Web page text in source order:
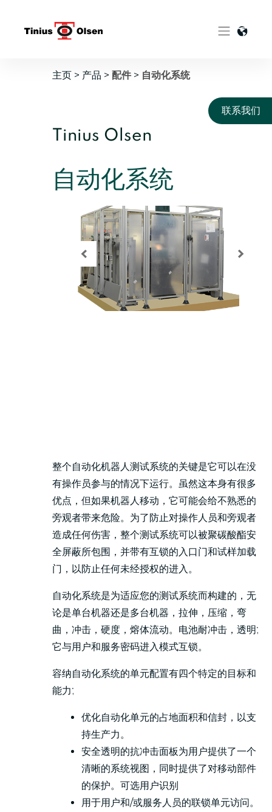
主页 > 产品 > 配件 > 自动化系统
Tinius Olsen
自动化系统
整个自动化机器人测试系统的关键是它可以在没
有操作员参与的情况下运行。虽然这本身有很多
优点，但如果机器人移动，它可能会给不熟悉的
旁观者带来危险。为了防止对操作人员和旁观者
造成任何伤害，整个测试系统可以被聚碳酸酯安
全屏蔽所包围，并带有互锁的入口门和试样加载
门，以防止任何未经授权的进入。
自动化系统是为适应您的测试系统而构建的，无
论是单台机器还是多台机器，拉伸，压缩，弯
曲，冲击，硬度，熔体流动。电池耐冲击，透明;
它与用户和服务密码进入模式互锁。
容纳自动化系统的单元配置有四个特定的目标和
能力;
优化自动化单元的占地面积和信封，以支
持生产力。
安全透明的抗冲击面板为用户提供了一个
清晰的系统视图，同时提供了对移动部件
的保护。可选用户识别
用于用户和/或服务人员的联锁单元访问。
联系我们